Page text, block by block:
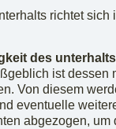
richtet sich
des
ist dessen
Von diesem
eventuelle
abgezogen, um